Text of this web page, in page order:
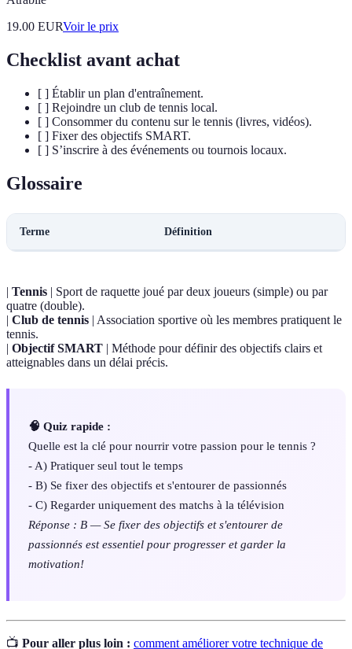
19.00 EURVoir le prix
Checklist avant achat
[ ] Établir un plan d'entraînement.
[ ] Rejoindre un club de tennis local.
[ ] Consommer du contenu sur le tennis (livres, vidéos).
[ ] Fixer des objectifs SMART.
[ ] S’inscrire à des événements ou tournois locaux.
Glossaire
Terme Définition
| Tennis | Sport de raquette joué par deux joueurs (simple) ou par
quatre (double).
| Club de tennis | Association sportive où les membres pratiquent le
tennis.
| Objectif SMART | Méthode pour définir des objectifs clairs et
atteignables dans un délai précis.
🧠 Quiz rapide :
Quelle est la clé pour nourrir votre passion pour le tennis ?
- A) Pratiquer seul tout le temps
- B) Se fixer des objectifs et s'entourer de passionnés
- C) Regarder uniquement des matchs à la télévision
Réponse : B — Se fixer des objectifs et s'entourer de
passionnés est essentiel pour progresser et garder la
motivation!
📺 Pour aller plus loin : comment améliorer votre technique de